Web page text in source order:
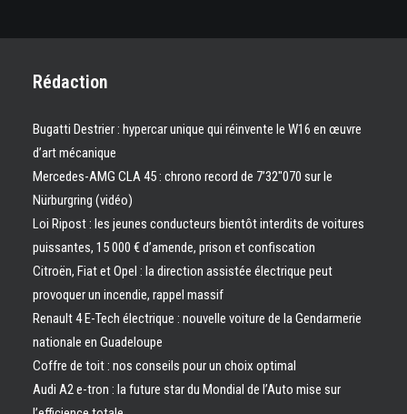
Rédaction
Bugatti Destrier : hypercar unique qui réinvente le W16 en œuvre
d’art mécanique
Mercedes-AMG CLA 45 : chrono record de 7’32″070 sur le
Nürburgring (vidéo)
Loi Ripost : les jeunes conducteurs bientôt interdits de voitures
puissantes, 15 000 € d’amende, prison et confiscation
Citroën, Fiat et Opel : la direction assistée électrique peut
provoquer un incendie, rappel massif
Renault 4 E-Tech électrique : nouvelle voiture de la Gendarmerie
nationale en Guadeloupe
Coffre de toit : nos conseils pour un choix optimal
Audi A2 e-tron : la future star du Mondial de l’Auto mise sur